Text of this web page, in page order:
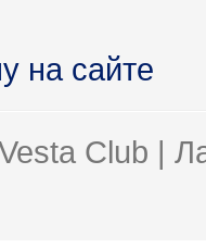
на сайте
Club |